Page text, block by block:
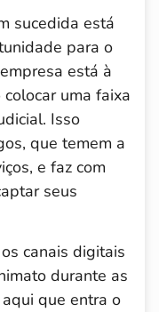
sucedida está
para o
está à
uma faixa
Isso
que temem a
e faz com
seus
canais digitais
durante as
que entra o